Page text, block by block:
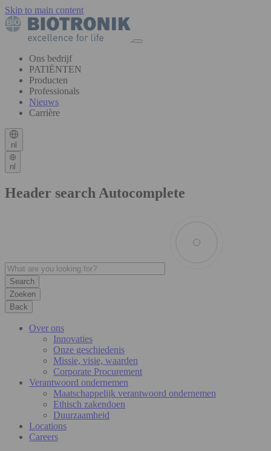
Skip to main content
Ons bedrijf
PATIËNTEN
Producten
Professionals
Nieuws
Carrière
nl
nl
Header search Autocomplete
Zoeken
Back
Over ons
Innovaties
Onze geschiedenis
Missie, visie, waarden
Corporate Procurement
Verantwoord ondernemen
Maatschappelijk verantwoord ondernemen
Ethisch zakendoen
Duurzaamheid
Locations
Careers